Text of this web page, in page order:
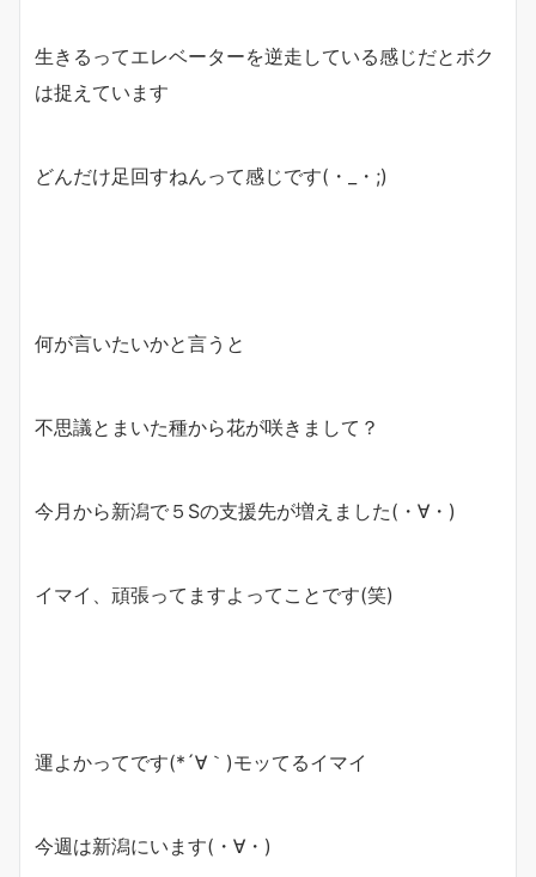
生きるってエレベーターを逆走している感じだとボク
は捉えています
どんだけ足回すねんって感じです(・_・;)
何が言いたいかと言うと
不思議とまいた種から花が咲きまして？
今月から新潟で５Sの支援先が増えました(・∀・)
イマイ、頑張ってますよってことです(笑)
運よかってです(*´∀｀)モッてるイマイ
今週は新潟にいます(・∀・)